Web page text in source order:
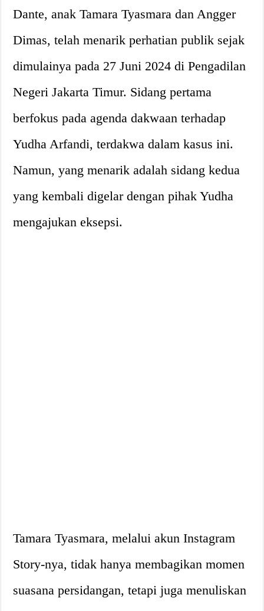
Dante, anak Tamara Tyasmara dan Angger
Dimas, telah menarik perhatian publik sejak
dimulainya pada 27 Juni 2024 di Pengadilan
Negeri Jakarta Timur. Sidang pertama
berfokus pada agenda dakwaan terhadap
Yudha Arfandi, terdakwa dalam kasus ini.
Namun, yang menarik adalah sidang kedua
yang kembali digelar dengan pihak Yudha
mengajukan eksepsi.
Tamara Tyasmara, melalui akun Instagram
Story-nya, tidak hanya membagikan momen
suasana persidangan, tetapi juga menuliskan